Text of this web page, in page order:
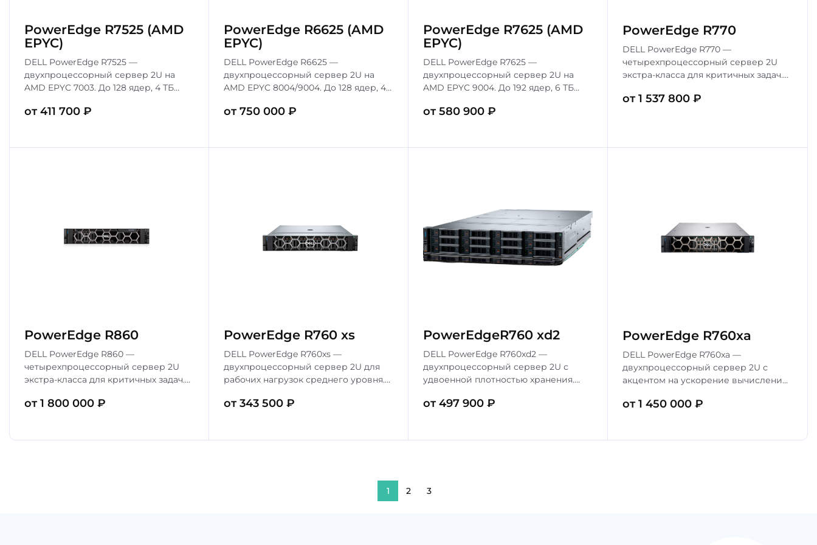
PowerEdge R7525 (AMD
EPYC)
DELL PowerEdge R7525 —
двухпроцессорный сервер 2U на
AMD EPYC 7003. До 128 ядер, 4 ТБ
виртуализации, HPC и хранилищ
от 411 700 ₽
PowerEdge R6625 (AMD
EPYC)
DELL PowerEdge R6625 —
двухпроцессорный сервер 2U на
AMD EPYC 8004/9004. До 128 ядер, 4
для ЦОД, виртуализации и
от 750 000 ₽
PowerEdge R7625 (AMD
EPYC)
DELL PowerEdge R7625 —
двухпроцессорный сервер 2U на
AMD EPYC 9004. До 192 ядер, 6 ТБ
виртуализации, HPC и крупных
от 580 900 ₽
PowerEdge R770
DELL PowerEdge R770 —
четырехпроцессорный сервер 2U
экстра-класса для критичных задач.
поколения, до 6 ТБ DDR5. Идеален
от 1 537 800 ₽
PowerEdge R860
DELL PowerEdge R860 —
четырехпроцессорный сервер 2U
экстра-класса для критичных задач.
поколения, до 4 ТБ DDR5. Идеален
от 1 800 000 ₽
PowerEdge R760 xs
DELL PowerEdge R760xs —
двухпроцессорный сервер 2U для
рабочих нагрузок среднего уровня.
поколения, до 1 ТБ DDR5, 12
приложений.
от 343 500 ₽
PowerEdgeR760 xd2
DELL PowerEdge R760xd2 —
двухпроцессорный сервер 2U с
удвоенной плотностью хранения.
поколения, до 2 ТБ DDR5, 32
от 497 900 ₽
PowerEdge R760xa
DELL PowerEdge R760xa —
двухпроцессорный сервер 2U с
акцентом на ускорение вычислений.
поколения, до 2 ТБ DDR5, поддержка
от 1 450 000 ₽
1 2 3